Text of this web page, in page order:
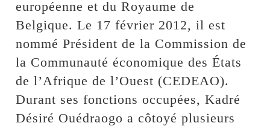
européenne et du Royaume de
Belgique. Le 17 février 2012, il est
nommé Président de la Commission de
la Communauté économique des États
de l’Afrique de l’Ouest (CEDEAO).
Durant ses fonctions occupées, Kadré
Désiré Ouédraogo a côtoyé plusieurs